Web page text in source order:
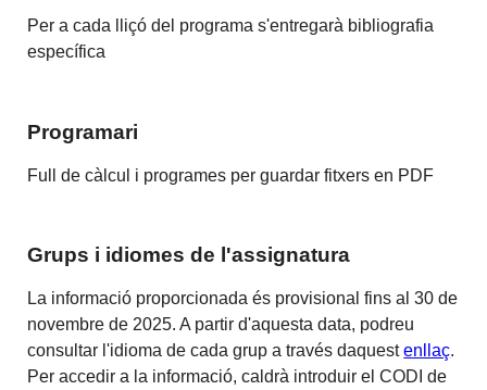
Per a cada lliçó del programa s'entregarà bibliografia
específica
Programari
Full de càlcul i programes per guardar fitxers en PDF
Grups i idiomes de l'assignatura
La informació proporcionada és provisional fins al 30 de
novembre de 2025. A partir d'aquesta data, podreu
consultar l'idioma de cada grup a través daquestenllaç.
Per accedir a la informació, caldrà introduir el CODI de